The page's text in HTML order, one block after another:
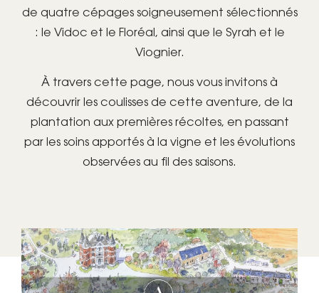
de quatre cépages soigneusement sélectionnés
: le Vidoc et le Floréal, ainsi que le Syrah et le
Viognier.
À travers cette page, nous vous invitons à
découvrir les coulisses de cette aventure, de la
plantation aux premières récoltes, en passant
par les soins apportés à la vigne et les évolutions
observées au fil des saisons.